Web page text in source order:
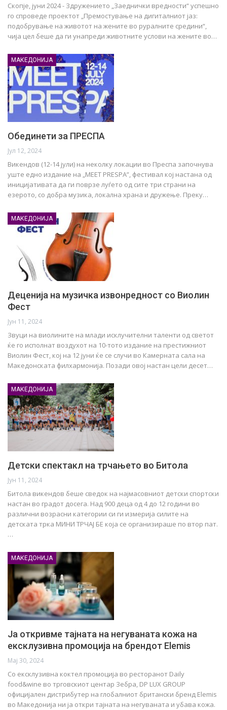
Скопје, јуни 2024 - Здружението „Заеднички вредности“ успешно
го спроведе проектот „Премостување на дигиталниот јаз:
подобрување на животот на жените во руралните средини“,
чија цел беше да ги унапреди животните услови на жените во…
МАКЕДОНИЈА
Обединети за ПРЕСПА
Јул 12, 2024
Викендов (12-14 јули) на неколку локации во Преспа започнува
уште едно издание на „МЕЕТ PRESPA”, фестивал кој настана од
иницијативата да ги поврзе луѓето од сите три страни на
езерото, со добра музика, локална храна и дружење. Преку…
МАКЕДОНИЈА
Деценија на музичка извонредност со Виолин
Фест
Јун 11, 2024
Звуци на виолините на млади исклучителни таленти од светот
ќе го исполнат воздухот на 10-тото издание на престижниот
Виолин Фест, кој на 12 јуни ќе се случи во Камерната сала на
Македонската филхармонија. Позади овој настан цели десет…
МАКЕДОНИЈА
Детски спектакл на трчањето во Битола
Јун 11, 2024
Битола викендов беше сведок на најмасовниот детски спортски
настан во градот досега. Над 900 деца од 4 до 12 години во
различни возрасни категории си ги измерија силите на
детската трка МИНИ ТРЧАЈ БЕ која се организираше по втор пат.
…
МАКЕДОНИЈА
Ја откривме тајната на негуваната кожа на
ексклузивна промоција на брендот Elemis
Мај 30, 2024
Со ексклузивна коктел промоција во ресторанот Daily
food&wine во трговскиот центар Зебра, DP LUX GROUP
официјален дистрибутер на глобалниот британски бренд Elemis
во Македонија ни ја откри тајната на негуваната и убава кожа.